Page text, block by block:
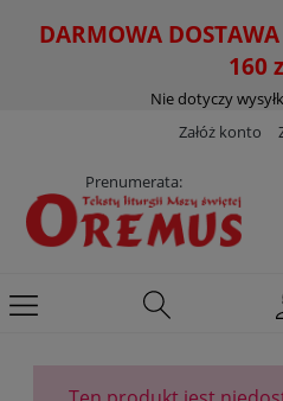
DARMOWA DOSTAWA
160
Nie dotyczy
Załóż konto
Prenumerata: